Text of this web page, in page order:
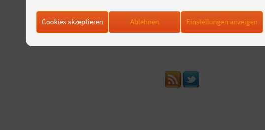
Cookies akzeptieren Ablehnen Einstellungen anzeigen
Datenschutz